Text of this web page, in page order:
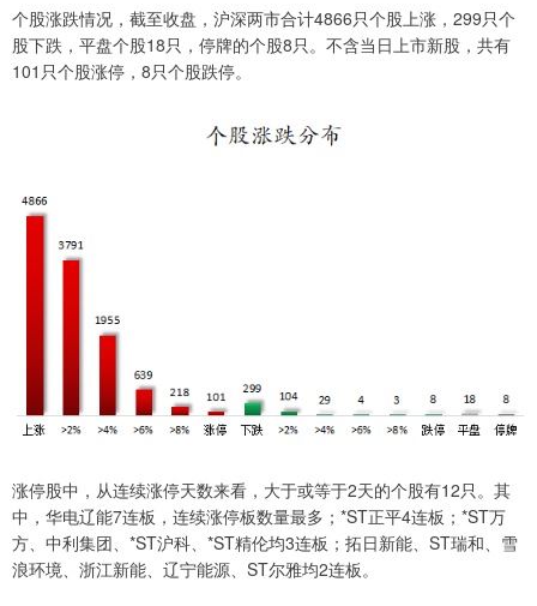
个股涨跌情况，截至收盘，沪深两市合计4866只个股上涨，299只个
股下跌，平盘个股18只，停牌的个股8只。不含当日上市新股，共有
101只个股涨停，8只个股跌停。
涨停股中，从连续涨停天数来看，大于或等于2天的个股有12只。其
中，华电辽能7连板，连续涨停板数量最多；*ST正平4连板；*ST万
方、中利集团、*ST沪科、*ST精伦均3连板；拓日新能、ST瑞和、雪
浪环境、浙江新能、辽宁能源、ST尔雅均2连板。